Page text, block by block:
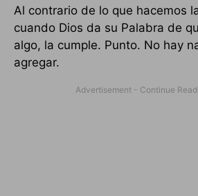
Al contrario de lo que hacemos
cuando Dios da su Palabra de
algo, la cumple. Punto. No hay
agregar.